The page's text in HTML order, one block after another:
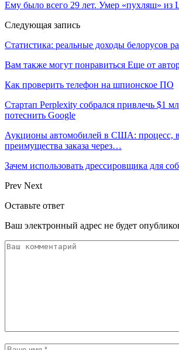
Ему было всего 29 лет. Умер «пухляш» из
Следующая запись
Статистика: реальные доходы белорусов
Вам также могут понравиться Еще от
Как проверить телефон на шпионское ПО
Стартап Perplexity собрался привлечь $1
потеснить Google
Аукционы автомобилей в США: процесс,
преимущества заказа через…
Зачем использовать дрессировщика для
Prev Next
Оставьте ответ
Ваш электронный адрес не будет